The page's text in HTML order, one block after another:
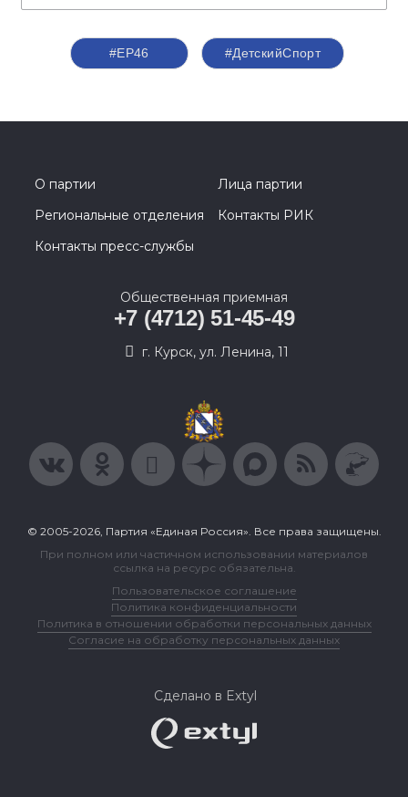
#ЕР46 #ДетскийСпорт
О партии
Лица партии
Региональные отделения
Контакты РИК
Контакты пресс-службы
Общественная приемная
+7 (4712) 51-45-49
г. Курск, ул. Ленина, 11
© 2005-2026, Партия «Единая Россия». Все права защищены.
При полном или частичном использовании материалов
ссылка на ресурс обязательна.
Пользовательское соглашение
Политика конфиденциальности
Политика в отношении обработки персональных данных
Согласие на обработку персональных данных
Сделано в Extyl